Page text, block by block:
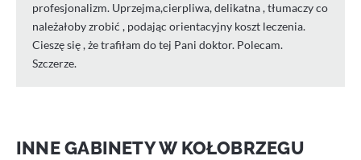
profesjonalizm. Uprzejma,cierpliwa, delikatna , tłumaczy co
należałoby zrobić , podając orientacyjny koszt leczenia.
Cieszę się , że trafiłam do tej Pani doktor. Polecam.
Szczerze.
INNE GABINETY W KOŁOBRZEGU